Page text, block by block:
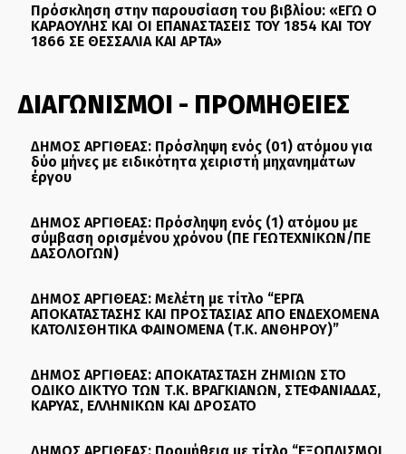
Πρόσκληση στην παρουσίαση του βιβλίου: «ΕΓΩ Ο
ΚΑΡΑΟΥΛΗΣ ΚΑΙ ΟΙ ΕΠΑΝΑΣΤΑΣΕΙΣ ΤΟΥ 1854 ΚΑΙ ΤΟΥ
1866 ΣΕ ΘΕΣΣΑΛΙΑ ΚΑΙ ΑΡΤΑ»
ΔΙΑΓΩΝΙΣΜΟΙ - ΠΡΟΜΗΘΕΙΕΣ
ΔΗΜΟΣ ΑΡΓΙΘΕΑΣ: Πρόσληψη ενός (01) ατόμου για
δύο μήνες με ειδικότητα χειριστή μηχανημάτων
έργου
ΔΗΜΟΣ ΑΡΓΙΘΕΑΣ: Πρόσληψη ενός (1) ατόμου με
σύμβαση ορισμένου χρόνου (ΠΕ ΓΕΩΤΕΧΝΙΚΩΝ/ΠΕ
ΔΑΣΟΛΟΓΩΝ)
ΔΗΜΟΣ ΑΡΓΙΘΕΑΣ: Μελέτη με τίτλο “ΕΡΓΑ
ΑΠΟΚΑΤΑΣΤΑΣΗΣ ΚΑΙ ΠΡΟΣΤΑΣΙΑΣ ΑΠΟ ΕΝΔΕΧΟΜΕΝΑ
ΚΑΤΟΛΙΣΘΗΤΙΚΑ ΦΑΙΝΟΜΕΝΑ (Τ.Κ. ΑΝΘΗΡΟΥ)”
ΔΗΜΟΣ ΑΡΓΙΘΕΑΣ: ΑΠΟΚΑΤΑΣΤΑΣΗ ΖΗΜΙΩΝ ΣΤΟ
ΟΔΙΚΟ ΔΙΚΤΥΟ ΤΩΝ Τ.Κ. ΒΡΑΓΚΙΑΝΩΝ, ΣΤΕΦΑΝΙΑΔΑΣ,
ΚΑΡΥΑΣ, ΕΛΛΗΝΙΚΩΝ ΚΑΙ ΔΡΟΣΑΤΟ
ΔΗΜΟΣ ΑΡΓΙΘΕΑΣ: Προμήθεια με τίτλο “ΕΞΟΠΛΙΣΜΟΙ